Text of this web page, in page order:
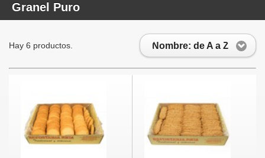
Granel Puro
Nombre: de A a Z
Hay 6 productos.